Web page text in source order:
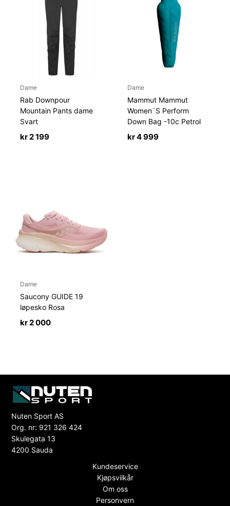
Dame
Rab Downpour
Mountain Pants dame
Svart
kr 2 199
Dame
Mammut Mammut
Women´S Perform
Down Bag -10c Petrol
kr4 999
Dame
Saucony GUIDE 19
løpesko Rosa
kr2 000
Nuten Sport AS
Org. nr: 921 326 424
Skulegata 13
4200 Sauda
Kundeservice
Kjøpsvilkår
Om oss
Personvern